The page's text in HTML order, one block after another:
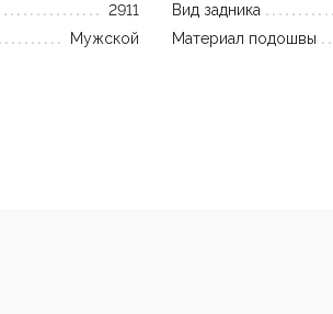
2911
Мужской
Вид задника
Материал подошвы